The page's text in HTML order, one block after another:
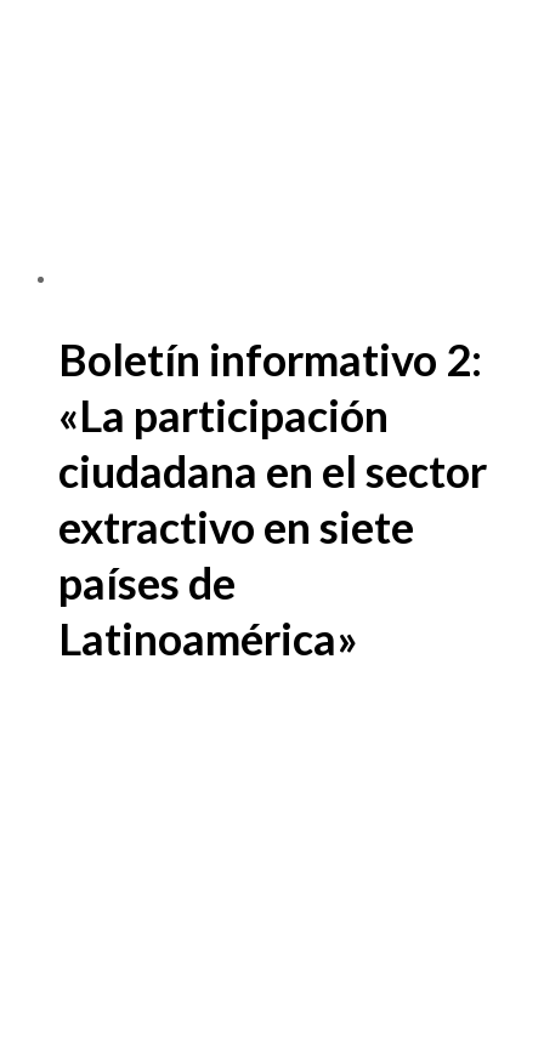
Boletín informativo 2:
«La participación
ciudadana en el sector
extractivo en siete
países de
Latinoamérica»